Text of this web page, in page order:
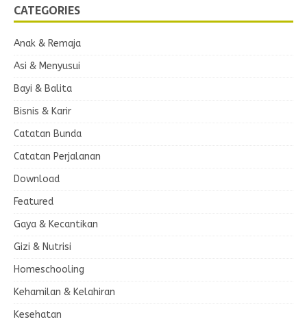
CATEGORIES
Anak & Remaja
Asi & Menyusui
Bayi & Balita
Bisnis & Karir
Catatan Bunda
Catatan Perjalanan
Download
Featured
Gaya & Kecantikan
Gizi & Nutrisi
Homeschooling
Kehamilan & Kelahiran
Kesehatan